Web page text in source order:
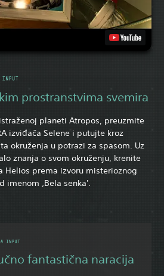
prostranstvima svemira
planeti Atropos, preuzmite
izviđača Selene i putujte kroz
okruženja u potrazi za spasom. Uz
znanja o svom okruženju, krenite
Helios prema izvoru misterioznog
imenom ‚Bela senka'.
fantastična naracija